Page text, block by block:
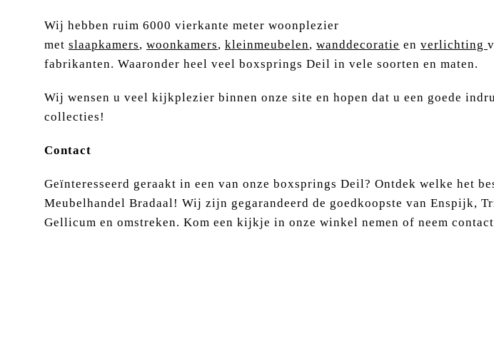
Wij hebben ruim 6000 vierkante meter woonplezier
met slaapkamers, woonkamers, kleinmeubelen, wanddecoratie en verlichting
fabrikanten. Waaronder heel veel boxsprings Deil in vele soorten en maten.
Wij wensen u veel kijkplezier binnen onze site en hopen dat u een goede
collecties!
Contact
Geïnteresseerd geraakt in een van onze boxsprings Deil? Ontdek welke het
Meubelhandel Bradaal! Wij zijn gegarandeerd de goedkoopste van Enspijk,
Gellicum en omstreken. Kom een kijkje in onze winkel nemen of neem